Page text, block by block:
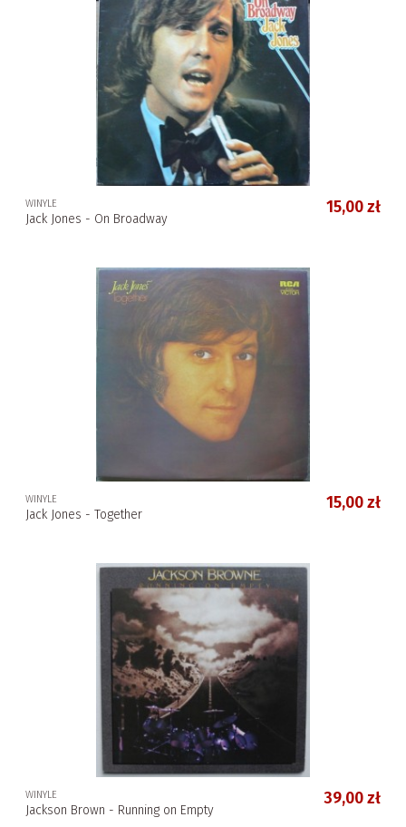
WINYLE
Jack Jones - On Broadway
15,00 zł
WINYLE
Jack Jones - Together
15,00 zł
WINYLE
Jackson Brown - Running on Empty
39,00 zł